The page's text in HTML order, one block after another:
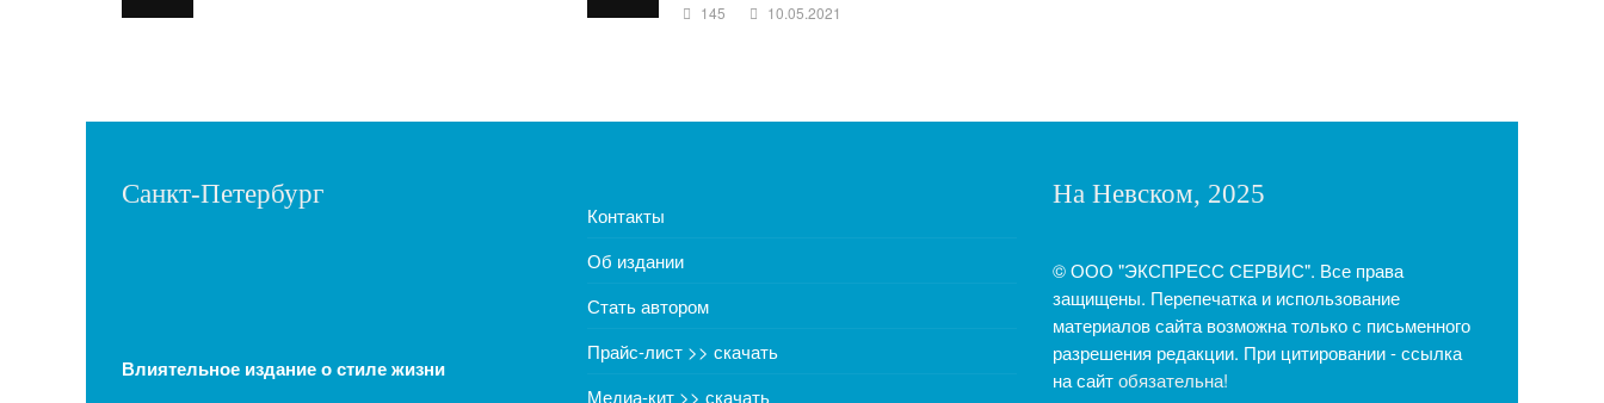
145 10.05.2021
Санкт-Петербург
Влиятельное издание о стиле жизни
Контакты
Об издании
Стать автором
Прайс-лист >> скачать
Медиа-кит >> скачать
На Невском, 2025
© ООО "ЭКСПРЕСС СЕРВИС". Все права
защищены. Перепечатка и использование
материалов сайта возможна только с письменного
разрешения редакции. При цитировании - ссылка
на сайтобязательна!